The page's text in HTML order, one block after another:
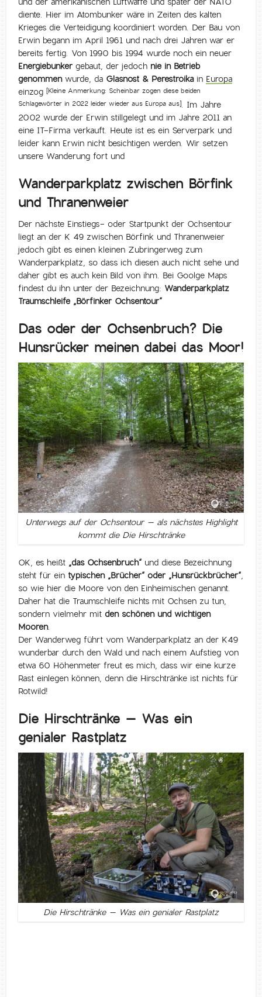
diente. Hier im Atombunker wäre in Zeiten des kalten
Krieges die Verteidigung koordiniert worden. Der Bau von
Erwin begann im April 1961 und nach drei Jahren war er
bereits fertig. Von 1990 bis 1994 wurde noch ein neuer
Energiebunker gebaut, der jedoch nie in Betrieb
genommenwurde, da Glasnost & Perestroikain Europa
einzog [Kleine Anmerkung: Scheinbar zogen diese beiden
Schlagewörter in 2022 leider wieder aus Europa aus] . Im Jahre
2002 wurde der Erwin stillgelegt und im Jahre 2011 an
eine IT-Firma verkauft. Heute ist es ein Serverpark und
leider kann Erwin nicht besichtigen werden. Wir setzen
unsere Wanderung fort und
Wanderparkplatz zwischen Börfink
und Thranenweier
Der nächste Einstiegs- oder Startpunkt der Ochsentour
liegt an der K 49 zwischen Börfink und Thranenweier
jedoch gibt es einen kleinen Zubringerweg zum
Wanderparkplatz, so dass ich diesen auch nicht sehe und
daher gibt es auch kein Bild von ihm. Bei Goolge Maps
findest du ihn unter der Bezeichnung: Wanderparkplatz
Traumschleife „Börfinker Ochsentour”
Das oder der Ochsenbruch? Die
Hunsrücker meinen dabei das Moor!
Unterwegs auf der Ochsentour – als nächstes Highlight
kommt die Die Hirschtränke
OK, es heißt „das Ochsenbruch“ und diese Bezeichnung
steht für ein typischen „Brücher“ oder „Hunsrückbrücher“,
so wie hier die Moore von den Einheimischen genannt.
Daher hat die Traumschleife nichts mit Ochsen zu tun,
sondern vielmehr mitden schönen und wichtigen
Mooren.
Der Wanderweg führt vom Wanderparkplatz an der K49
wunderbar durch den Wald und nach einem Aufstieg von
etwa 60 Höhenmeter freut es mich, dass wir eine kurze
Rast einlegen können, denn die Hirschtränke ist nichts für
Rotwild!
Die Hirschtränke – Was ein
genialer Rastplatz
Die Hirschtränke – Was ein genialer Rastplatz